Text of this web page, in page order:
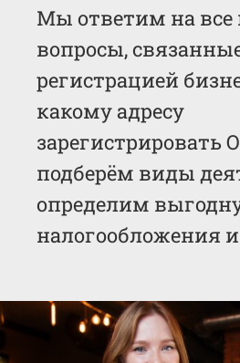
Мы ответим на
вопросы,
регистрацией
какому адресу
зарегистрировать
подберём виды
определим
налогообложения и